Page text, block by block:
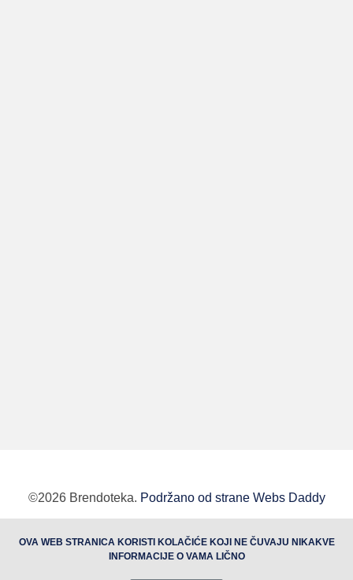
©2026 Brendoteka. Podržano od strane Webs Daddy
optimizacija sajtova, web marketing
OVA WEB STRANICA KORISTI KOLAČIĆE KOJI NE ČUVAJU NIKAKVE
INFORMACIJE O VAMA LIČNO